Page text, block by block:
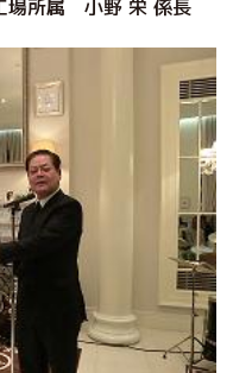
場所属 小野 栄 係長